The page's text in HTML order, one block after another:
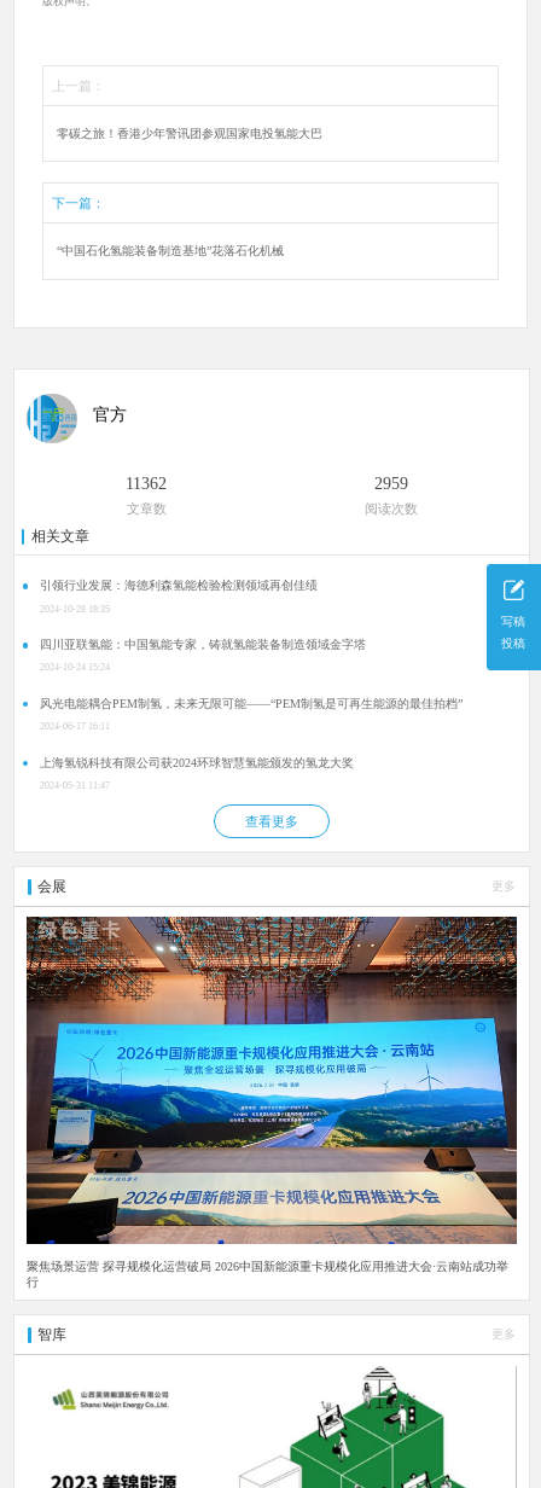
写稿
投稿
上一篇：
零碳之旅！香港少年警讯团参观国家电投氢能大巴
下一篇：
“中国石化氢能装备制造基地”花落石化机械
官方
11362
文章数
2959
阅读次数
相关文章
引领行业发展：海德利森氢能检验检测领域再创佳绩
2024-10-28 18:35
四川亚联氢能：中国氢能专家，铸就氢能装备制造领域金字塔
2024-10-24 15:24
风光电能耦合PEM制氢，未来无限可能——“PEM制氢是可再生能源的最佳拍档”
2024-06-17 16:11
上海氢锐科技有限公司获2024环球智慧氢能颁发的氢龙大奖
2024-05-31 11:47
查看更多
会展 更多
聚焦场景运营 探寻规模化运营破局 2026中国新能源重卡规模化应用推进大会·云南站成功举
行
智库 更多